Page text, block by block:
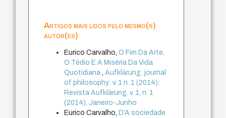
Artigos mais lidos pelo mesmo(s)
autor(es)
Eurico Carvalho,O Fim Da Arte,
O Tédio E A Miséria Da Vida
Quotidiana ,Aufklärung: journal
of philosophy: v. 1 n. 1 (2014):
Revista Aufklärung. v. 1, n. 1
(2014), Janeiro-Junho
Eurico Carvalho, D’A sociedade